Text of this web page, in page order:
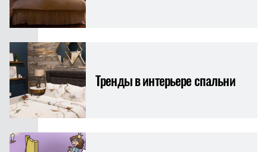
Тренды в интерьере спальни